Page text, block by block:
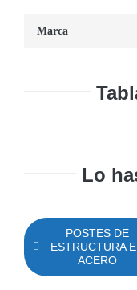
Marca
Lo
POSTES DE
ESTRUCTURA
ACERO